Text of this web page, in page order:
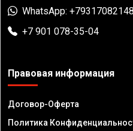
WhatsApp: +79317082148
+7 901 078-35-04
Правовая информация
Договор-Оферта
Политика